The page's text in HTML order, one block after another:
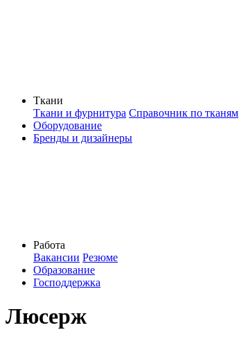
Ткани
Ткани и фурнитура Справочник по тканям
Оборудование
Бренды и дизайнеры
Работа
Вакансии Резюме
Образование
Господдержка
Люсерж